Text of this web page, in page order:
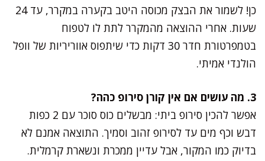
כן! לשמור את הבצק מכוסה היטב בקערה במקרר, עד 24
שעות. אחרי ההוצאה מהמקרר לתת לו לטפוח
בטמפרטורת חדר 30 דקות כדי שיתפוס אווריריות של וופל
הולנדי אמיתי.
3. מה עושים אם אין קורן סירופ כהה?
אפשר להכין סירופ ביתי: מבשלים כוס סוכר עם 2 כפות
דבש וכף מים עד לסירופ זהוב וסמיך. התוצאה אמנם לא
בדיוק כמו המקור, אבל עדיין ממכרת ונשארת קרמלית.